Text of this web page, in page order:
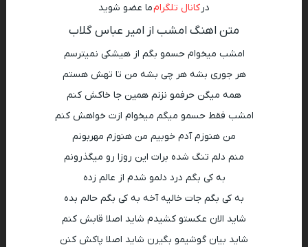
در کانال تلگرامما عضو شوید
متن اهنگ امشب از امیر عباس گلاب
امشب میخوام حسمو بگم از هیشکی نمیترسم
هر جوری بشه هر چی بشه من تا تهش هستم
همه میگن حرفمو نزنم همین جا خاکش کنم
امشب فقط حسمو میگم میخوام ازت خواهش کنم
من هنوزم آدم خوبیم من هنوزم مهربونم
منم دلم تنگ شده برات این روزا رو میگذرونم
به کی بگم درد دلمو شدم از عالم زده
به کی بگم جات خالیه آخه به کی بگم حالم بده
شاید الان عکستو کشیدم شاید اصلا قابش کنم
شاید بیان گوشیمو بگیرن شاید اصلا پاکش کنن